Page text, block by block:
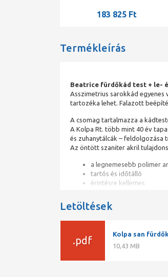
183 825 Ft
Termékleírás
Beatrice fürdőkád test + le-
Asszimetrius sarokkád
tartozéka lehet. Falazott
A csomag tartalmazza a
A Kolpa Rt. több mint 40 év
és zuhanytálcák – feldolgozása
Az öntött szaniter akril
a legnemesebb polimer
tartós és időtálló
érintésre kellemes
számtalan színváltozat
ellenáll a higított
jó hőszigetelő, így
Letöltések
.pdf
Kolpa san
10,43 MB